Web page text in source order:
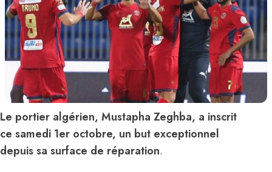
Le portier algérien, Mustapha Zeghba, a inscrit
ce samedi 1er octobre, un but exceptionnel
depuis sa surface de réparation.